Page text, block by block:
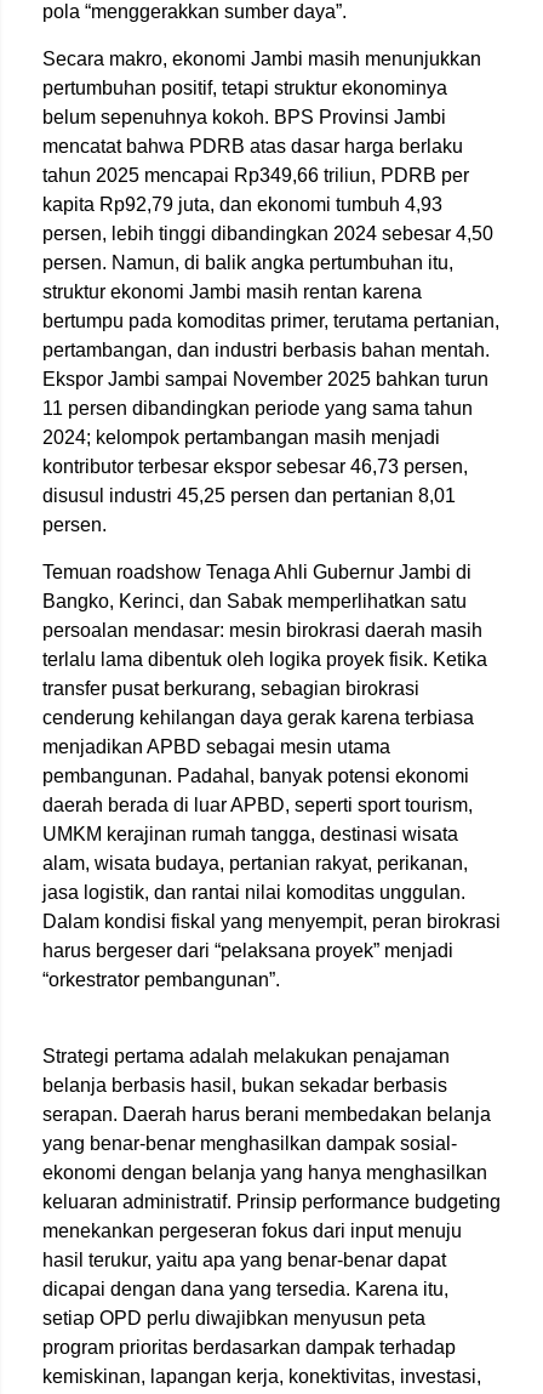
pola “menggerakkan sumber daya”.
Secara makro, ekonomi Jambi masih menunjukkan
pertumbuhan positif, tetapi struktur ekonominya
belum sepenuhnya kokoh. BPS Provinsi Jambi
mencatat bahwa PDRB atas dasar harga berlaku
tahun 2025 mencapai Rp349,66 triliun, PDRB per
kapita Rp92,79 juta, dan ekonomi tumbuh 4,93
persen, lebih tinggi dibandingkan 2024 sebesar 4,50
persen. Namun, di balik angka pertumbuhan itu,
struktur ekonomi Jambi masih rentan karena
bertumpu pada komoditas primer, terutama pertanian,
pertambangan, dan industri berbasis bahan mentah.
Ekspor Jambi sampai November 2025 bahkan turun
11 persen dibandingkan periode yang sama tahun
2024; kelompok pertambangan masih menjadi
kontributor terbesar ekspor sebesar 46,73 persen,
disusul industri 45,25 persen dan pertanian 8,01
persen.
Temuan roadshow Tenaga Ahli Gubernur Jambi di
Bangko, Kerinci, dan Sabak memperlihatkan satu
persoalan mendasar: mesin birokrasi daerah masih
terlalu lama dibentuk oleh logika proyek fisik. Ketika
transfer pusat berkurang, sebagian birokrasi
cenderung kehilangan daya gerak karena terbiasa
menjadikan APBD sebagai mesin utama
pembangunan. Padahal, banyak potensi ekonomi
daerah berada di luar APBD, seperti sport tourism,
UMKM kerajinan rumah tangga, destinasi wisata
alam, wisata budaya, pertanian rakyat, perikanan,
jasa logistik, dan rantai nilai komoditas unggulan.
Dalam kondisi fiskal yang menyempit, peran birokrasi
harus bergeser dari “pelaksana proyek” menjadi
“orkestrator pembangunan”.
Strategi pertama adalah melakukan penajaman
belanja berbasis hasil, bukan sekadar berbasis
serapan. Daerah harus berani membedakan belanja
yang benar-benar menghasilkan dampak sosial-
ekonomi dengan belanja yang hanya menghasilkan
keluaran administratif. Prinsip performance budgeting
menekankan pergeseran fokus dari input menuju
hasil terukur, yaitu apa yang benar-benar dapat
dicapai dengan dana yang tersedia. Karena itu,
setiap OPD perlu diwajibkan menyusun peta
program prioritas berdasarkan dampak terhadap
kemiskinan, lapangan kerja, konektivitas, investasi,